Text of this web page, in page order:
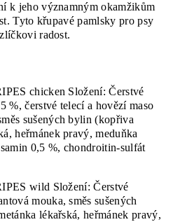
k jeho významným okamžikům
Tyto křupavé pamlsky pro psy
radost.
chicken Složení: Čerstvé
%, čerstvé telecí a hovězí maso
sušených bylin (kopřiva
heřmánek pravý, meduňka
0,5 %, chondroitin-sulfát
wild Složení: Čerstvé
mouka, směs sušených
lékařská, heřmánek pravý,